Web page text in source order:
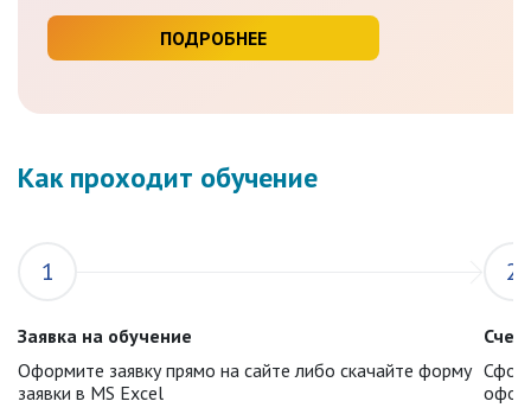
ПОДРОБНЕЕ
Как проходит обучение
1
Заявка на обучение
Оформите заявку прямо на сайте либо скачайте форму
заявки в MS Excel
2
Счет